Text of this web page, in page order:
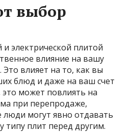
выбор
электрической плитой
влияние на вашу
влияет на то, как вы
блюд и даже на ваш счет
это может повлиять на
при перепродаже,
люди могут явно отдавать
типу плит перед другим.